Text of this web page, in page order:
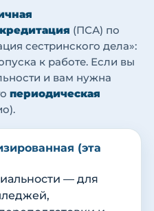
(ПСА) по
сестринского дела»:
к работе. Если вы
и вам нужна
периодическая
(эта
— для